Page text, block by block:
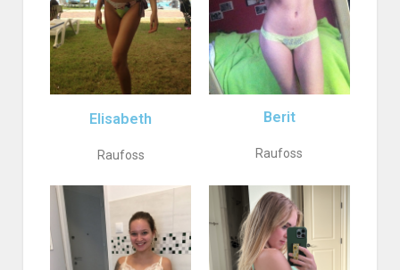
Elisabeth
Raufoss
Berit
Raufoss